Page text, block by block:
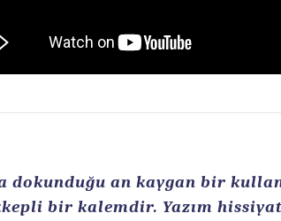
dokunduğu an kaygan bir
bir kalemdir. Yazım